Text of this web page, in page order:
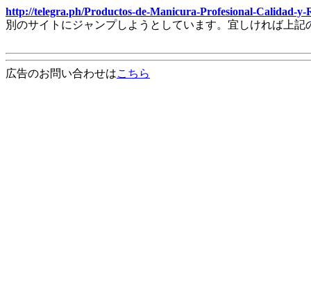
http://telegra.ph/Productos-de-Manicura-Profesional-Calidad-y-
別のサイトにジャンプしようとしています。宜しければ上
広告のお問い合わせはこちら